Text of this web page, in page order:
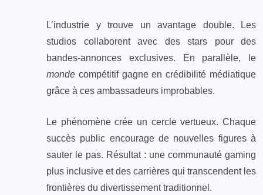
L’industrie y trouve un avantage double. Les
studios collaborent avec des stars pour des
bandes-annonces exclusives. En parallèle, le
monde compétitif gagne en crédibilité médiatique
grâce à ces ambassadeurs improbables.
Le phénomène crée un cercle vertueux. Chaque
succès public encourage de nouvelles figures à
sauter le pas. Résultat : une communauté gaming
plus inclusive et des carrières qui transcendent les
frontières du divertissement traditionnel.